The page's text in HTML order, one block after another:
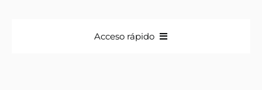
Acceso rápido